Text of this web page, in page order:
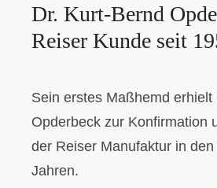
Dr. Kurt-Bernd
Reiser Kunde seit
Sein erstes Maßhemd erhielt
Opderbeck zur Konfirmation
der Reiser Manufaktur in
Jahren.